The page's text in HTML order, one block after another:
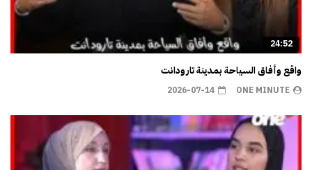
24:52
واقع وأفاق السياحة بمدينة تارودانت
ONE MINUTE
2026-07-14